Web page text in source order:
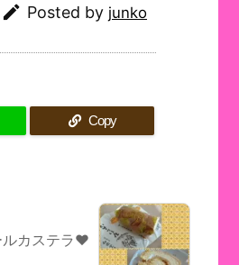
 Posted by junko
Copy
ルカステラ♥️